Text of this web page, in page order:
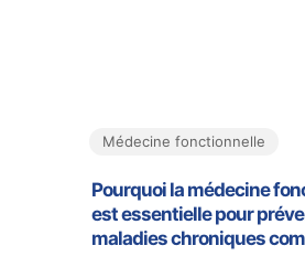
Médecine fonctionnelle
Pourquoi la médecine
est essentielle pour
maladies chroniques